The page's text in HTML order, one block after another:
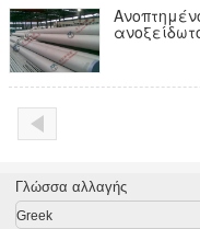
ραφής με
Γλώσσα αλλαγής
Greek